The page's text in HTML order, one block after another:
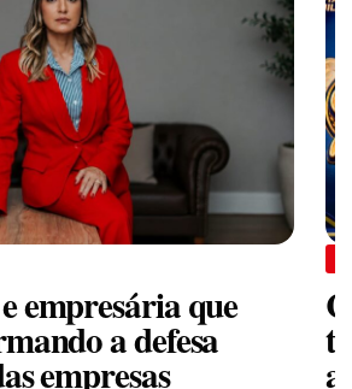
empresária que
a defesa
empresas